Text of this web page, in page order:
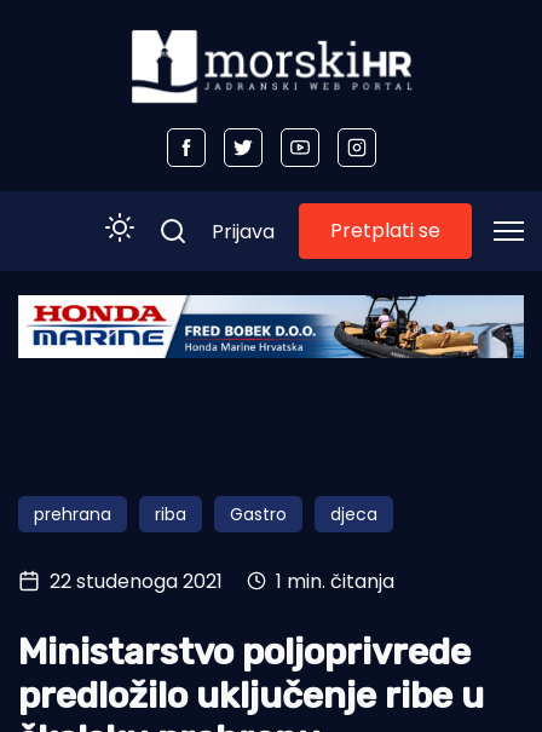
Početna
Obala
Otoci
Turizam i nautika
Pomorstvo
Ribolov
Prijava Pretplati se
prehrana riba Gastro djeca
22 studenoga 2021 1 min. čitanja
Ministarstvo poljoprivrede
predložilo uključenje ribe u